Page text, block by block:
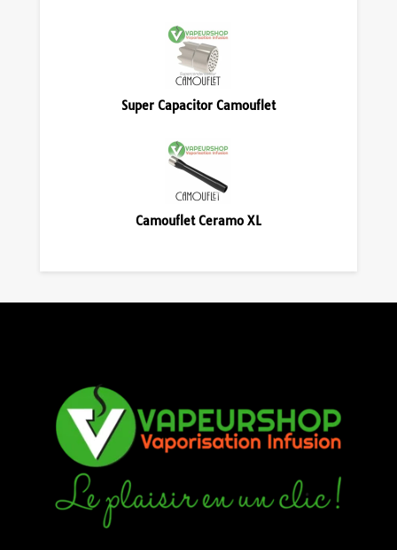
Super Capacitor Camouflet
Camouflet Ceramo XL